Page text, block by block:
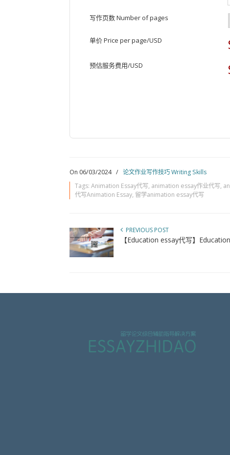
写作页数 Number of pages
单价 Price per page/USD
预估服务费用/USD
On 06/03/2024 / 论文作业写作技巧 Writing Skills
Tags: Animation Essay代写, animation essay作业代写,
代写Animation Essay, 留学animation essay代写
PREVIOUS POST
【Education essay代写】